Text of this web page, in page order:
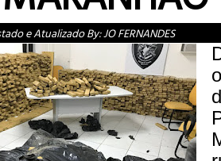
e Atualizado By:JO FERNANDES